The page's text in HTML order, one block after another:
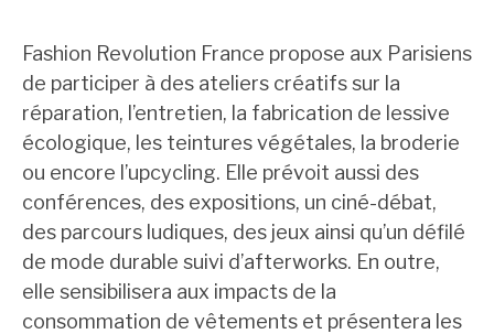
Fashion Revolution France propose aux Parisiens
de participer à des ateliers créatifs sur la
réparation, l’entretien, la fabrication de lessive
écologique, les teintures végétales, la broderie
ou encore l’upcycling. Elle prévoit aussi des
conférences, des expositions, un ciné-débat,
des parcours ludiques, des jeux ainsi qu’un défilé
de mode durable suivi d’afterworks. En outre,
elle sensibilisera aux impacts de la
consommation de vêtements et présentera les